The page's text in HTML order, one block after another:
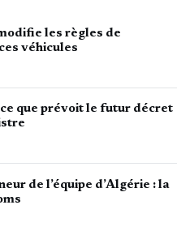
les règles de
véhicules
ce que prévoit le futur décret
de l’équipe d’Algérie : la